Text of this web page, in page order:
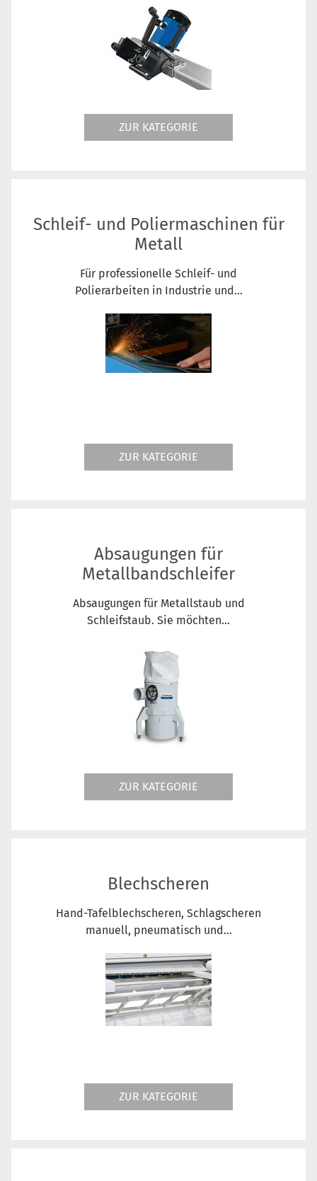
ZUR KATEGORIE
Schleif- und Poliermaschinen für
Metall
Für professionelle Schleif- und
Polierarbeiten in Industrie und...
ZUR KATEGORIE
Absaugungen für
Metallbandschleifer
Absaugungen für Metallstaub und
Schleifstaub. Sie möchten...
ZUR KATEGORIE
Blechscheren
Hand-Tafelblechscheren, Schlagscheren
manuell, pneumatisch und...
ZUR KATEGORIE